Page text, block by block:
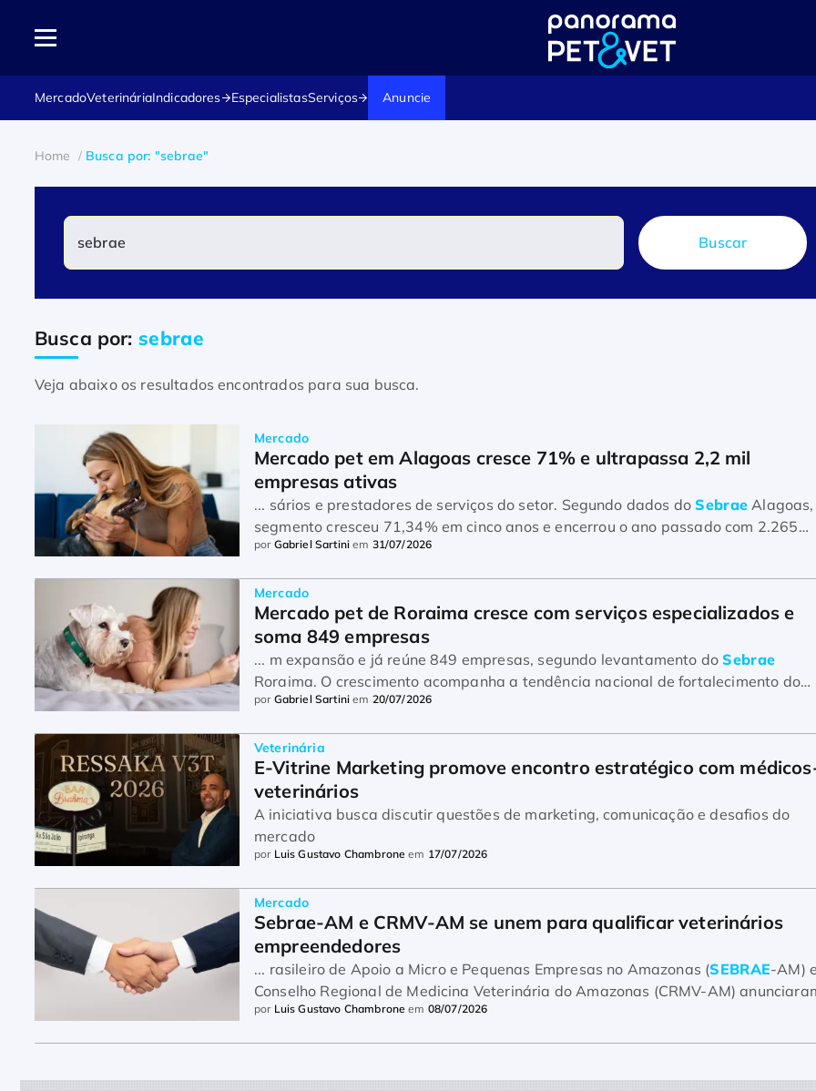
MercadoVeterináriaIndicadores EspecialistasServiços Anuncie
Home Busca por: "sebrae"
Buscar
Busca por: sebrae
Veja abaixo os resultados encontrados para sua busca.
Mercado
Mercado pet em Alagoas cresce 71% e ultrapassa 2,2 mil
empresas ativas
... sários e prestadores de serviços do setor. Segundo dados doSebrae Alagoas,
segmento cresceu 71,34% em cinco anos e encerrou o ano passado com 2.265
empresas ...
por Gabriel Sartini em 31/07/2026
Mercado
Mercado pet de Roraima cresce com serviços especializados e
soma 849 empresas
... m expansão e já reúne 849 empresas, segundo levantamento doSebrae
Roraima. O crescimento acompanha a tendência nacional de fortalecimento do
setor, que movimen ...
por Gabriel Sartini em 20/07/2026
Veterinária
E-Vitrine Marketing promove encontro estratégico com
veterinários
A iniciativa busca discutir questões de marketing, comunicação e desafios do
mercado
por Luis Gustavo Chambrone em 17/07/2026
Mercado
Sebrae-AM e CRMV-AM se unem para qualificar veterinários
empreendedores
... rasileiro de Apoio a Micro e Pequenas Empresas no Amazonas (SEBRAE-AM)
Conselho Regional de Medicina Veterinária do Amazonas (CRMV-AM)
uma parcer ...
por Luis Gustavo Chambrone em 08/07/2026